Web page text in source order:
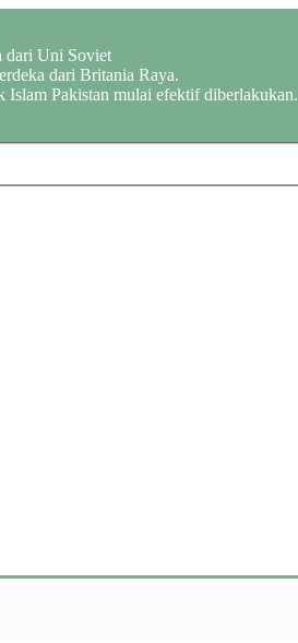
dari Uni Soviet
dari Britania Raya.
Pakistan mulai efektif diberlakukan.